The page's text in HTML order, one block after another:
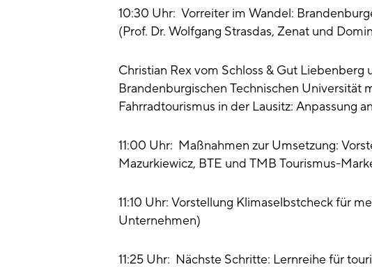
10:30 Uhr: Vorreiter im Wandel:
(Prof. Dr. Wolfgang Strasdas, Zenat und
Christian Rex vom Schloss & Gut Liebenberg
Brandenburgischen Technischen Universität
Fahrradtourismus in der Lausitz: Anpassung
11:00 Uhr: Maßnahmen zur Umsetzung:
Mazurkiewicz, BTE und TMB Tourismus-
11:10 Uhr: Vorstellung Klimaselbstcheck für
Unternehmen)
11:25 Uhr: Nächste Schritte: Lernreihe für